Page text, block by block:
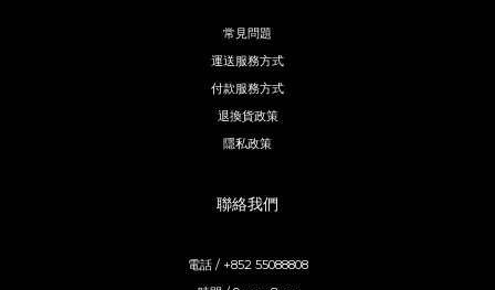
常見問題
運送服務方式
付款服務方式
退換貨政策
隱私政策
聯絡我們
電話 / +852 55088808